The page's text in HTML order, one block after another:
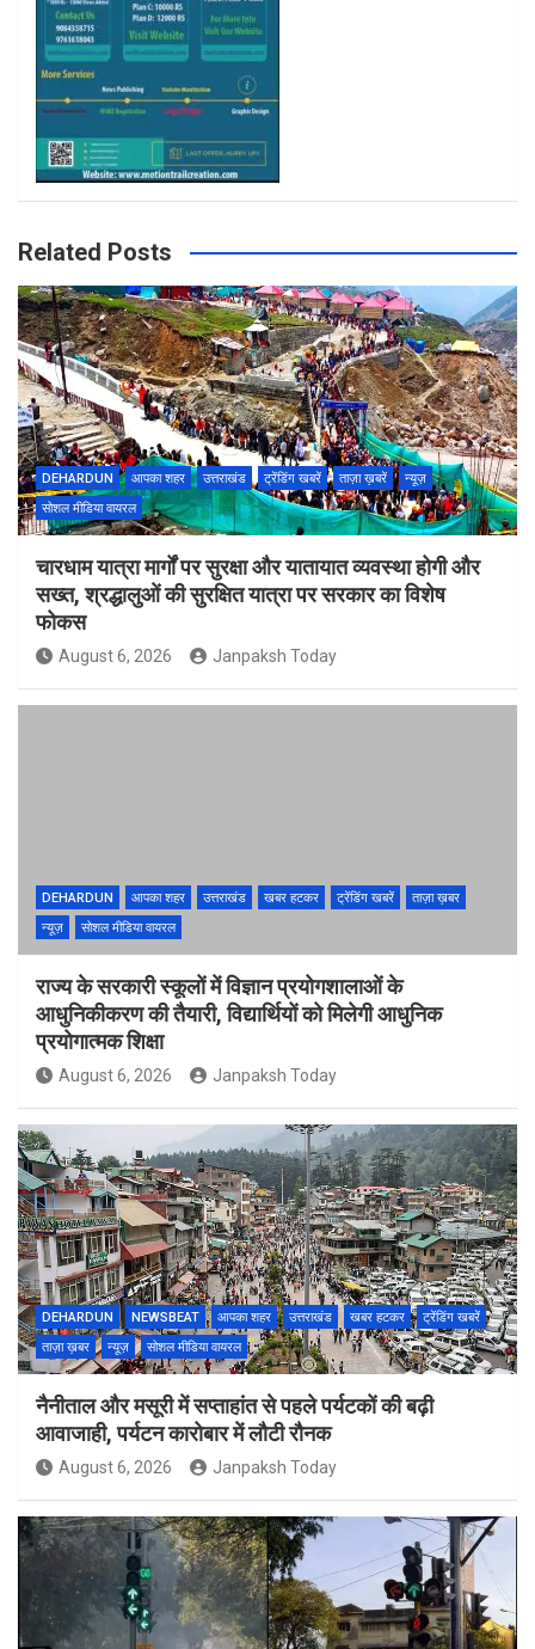
Related Posts
DEHARDUN आपका शहर उत्तराखंड ट्रेंडिंग खबरें ताज़ा ख़बरें
न्यूज़
सोशल मीडिया वायरल
चारधाम यात्रा मार्गों पर सुरक्षा और यातायात व्यवस्था होगी और
सख्त, श्रद्धालुओं की सुरक्षित यात्रा पर सरकार का विशेष
फोकस
August 6, 2026 Janpaksh Today
DEHARDUN आपका शहर उत्तराखंड खबर हटकर ट्रेंडिंग खबरें
ताज़ा ख़बर
न्यूज़
सोशल मीडिया वायरल
राज्य के सरकारी स्कूलों में विज्ञान प्रयोगशालाओं के
आधुनिकीकरण की तैयारी, विद्यार्थियों को मिलेगी आधुनिक
प्रयोगात्मक शिक्षा
August 6, 2026 Janpaksh Today
DEHARDUN NEWSBEAT आपका शहर उत्तराखंड खबर हटकर
ट्रेंडिंग खबरें
ताज़ा ख़बर
न्यूज़ सोशल मीडिया वायरल
नैनीताल और मसूरी में सप्ताहांत से पहले पर्यटकों की बढ़ी
आवाजाही, पर्यटन कारोबार में लौटी रौनक
August 6, 2026 Janpaksh Today